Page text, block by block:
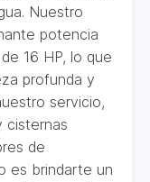
Nuestro
potencia
16 HP, lo que
profunda y
servicio,
cisternas
de
es brindarte un